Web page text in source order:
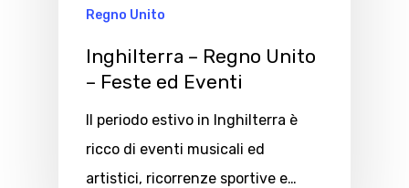
Regno Unito
Inghilterra – Regno Unito
– Feste ed Eventi
Il periodo estivo in Inghilterra è
ricco di eventi musicali ed
artistici, ricorrenze sportive e…